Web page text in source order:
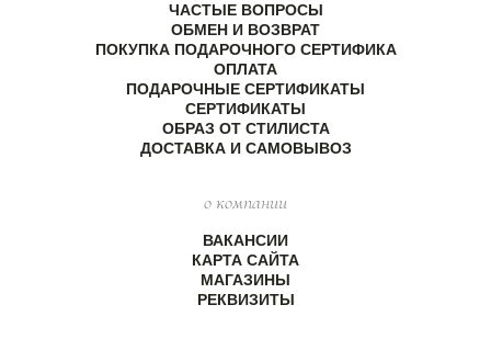
ЧАСТЫЕ ВОПРОСЫ
ОБМЕН И ВОЗВРАТ
ПОКУПКА ПОДАРОЧНОГО СЕРТИФИКА
ОПЛАТА
ПОДАРОЧНЫЕ СЕРТИФИКАТЫ
СЕРТИФИКАТЫ
ОБРАЗ ОТ СТИЛИСТА
ДОСТАВКА И САМОВЫВОЗ
о компании
ВАКАНСИИ
КАРТА САЙТА
МАГАЗИНЫ
РЕКВИЗИТЫ